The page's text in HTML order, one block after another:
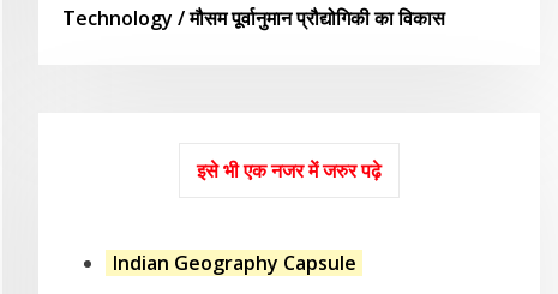
Technology / मौसम पूर्वानुमान प्रौद्योगिकी का विकास
इसे भी एक नजर में जरुर पढ़े
Indian Geography Capsule